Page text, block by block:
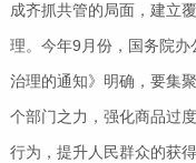
成齐抓共管的局面，建立
理。今年9月份，国务院
治理的通知》明确，要集
个部门之力，强化商品过
行为，提升人民群众的获得